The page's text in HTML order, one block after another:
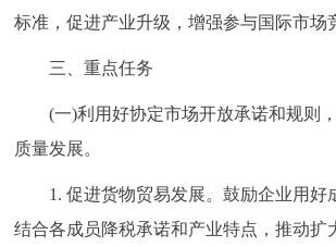
DEUTSCH FRANÇAIS
ESPAÑOL
ITALIANO
标准，促进产业升级，增强参与国际市场
三、重点任务
(一)利用好协定市场开放承诺和规则，
质量发展。
1. 促进货物贸易发展。鼓励企业用好
结合各成员降税承诺和产业特点，推动扩